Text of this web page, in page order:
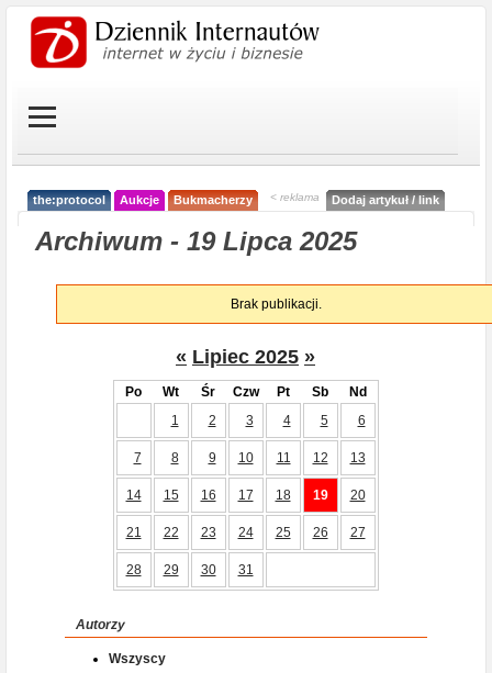
the:protocol Aukcje Bukmacherzy < reklama Dodaj artykuł / link
Archiwum - 19 Lipca 2025
Brak publikacji.
« Lipiec 2025 »
Po Wt Śr Czw Pt Sb
Nd
1
2 3 4 5 6
7 8 9 10 11 12 13
14 15 16 17 18 19 20
21 22 23 24 25 26 27
28 29 30 31
Autorzy
Wszyscy